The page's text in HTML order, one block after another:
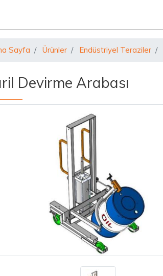
Sayfa Ürünler Endüstriyel Teraziler
Devirme Arabası